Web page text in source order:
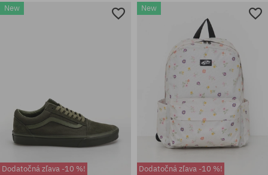
Dostupné veľkosti:
Dostupné veľkosti:
37; 38; 38.5; 39; 40; 40.5; 41;
42; 42.5; 43; 44; 44.5; 45; 46
New
Dodatočná zľava -10 %!
New
Dodatočná zľava -10 %!